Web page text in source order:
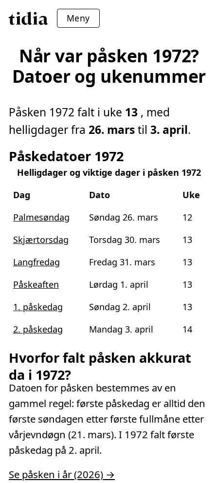
Meny
Når var påsken 1972?
Datoer og ukenummer
Påsken 1972 falt i uke 13 , med
helligdager fra 26. marstil 3. april.
Påskedatoer 1972
Helligdager og viktige dager i påsken 1972
Dag
Dato
Uke
Palmesøndag
Søndag 26. mars
12
Skjærtorsdag
Torsdag 30. mars
13
Langfredag
Fredag 31. mars
13
Påskeaften
Lørdag 1. april
13
1. påskedag
Søndag 2. april
13
2. påskedag
Mandag 3. april 14
Hvorfor falt påsken akkurat
da i 1972?
Datoen for påsken bestemmes av en
gammel regel: første påskedag er alltid den
første søndagen etter første fullmåne etter
vårjevndøgn (21. mars). I 1972 falt første
påskedag på 2. april.
Se påsken i år (2026) →